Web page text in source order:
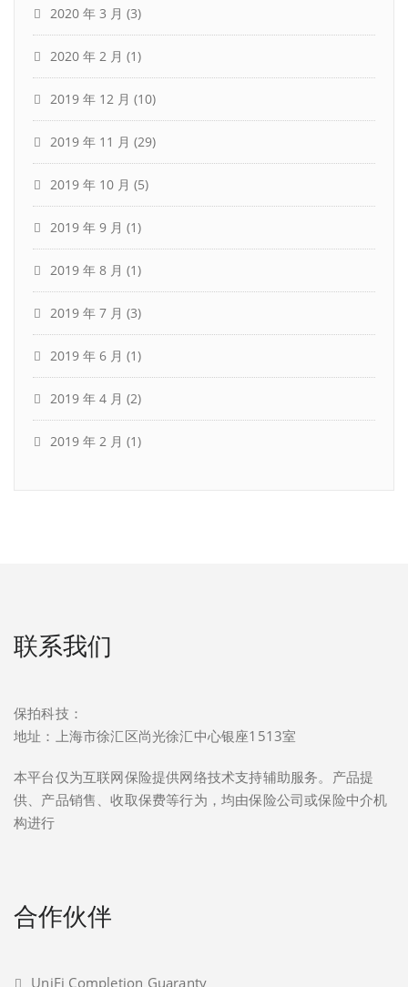
2020 年 3 月 (3)
2020 年 2 月 (1)
2019 年 12 月 (10)
2019 年 11 月 (29)
2019 年 10 月 (5)
2019 年 9 月 (1)
2019 年 8 月 (1)
2019 年 7 月 (3)
2019 年 6 月 (1)
2019 年 4 月 (2)
2019 年 2 月 (1)
联系我们
保拍科技：
地址：上海市徐汇区尚光徐汇中心银座1513室
本平台仅为互联网保险提供网络技术支持辅助服务。产品提
供、产品销售、收取保费等行为，均由保险公司或保险中介机
构进行
合作伙伴
UniFi Completion Guaranty